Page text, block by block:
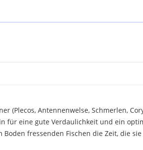
(Plecos, Antennenwelse, Schmerlen,
eine gute Verdaulichkeit und ein
fressenden Fischen die Zeit, die